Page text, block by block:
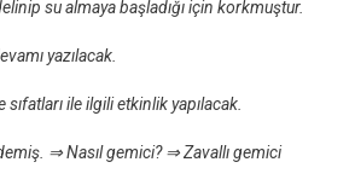
su almaya başladığı için korkmuştur.
yazılacak.
sıfatları ile ilgili etkinlik yapılacak.
⇒Nasıl gemici? ⇒Zavallı gemici